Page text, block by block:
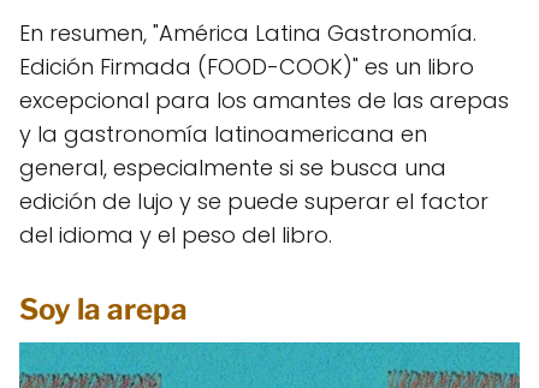
En resumen, "América Latina Gastronomía.
Edición Firmada (FOOD-COOK)" es un libro
excepcional para los amantes de las arepas
y la gastronomía latinoamericana en
general, especialmente si se busca una
edición de lujo y se puede superar el factor
del idioma y el peso del libro.
Soy la arepa